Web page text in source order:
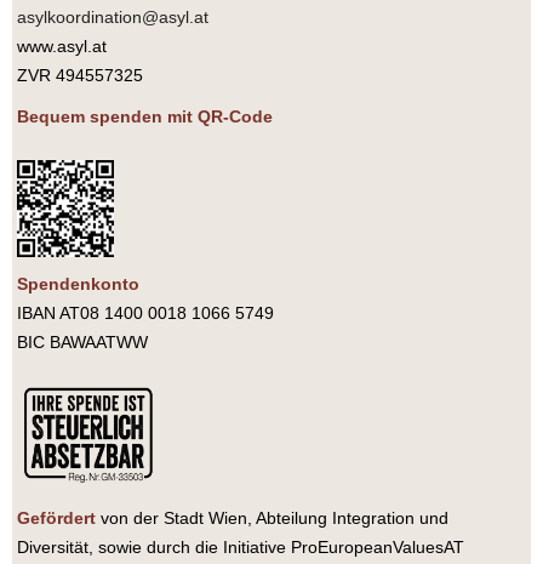
asylkoordination@asyl.at
www.asyl.at
ZVR 494557325
Bequem spenden mit QR-Code
Spendenkonto
IBAN AT08 1400 0018 1066 5749
BIC BAWAATWW
Gefördert von der Stadt Wien, Abteilung Integration und
Diversität, sowie durch die Initiative ProEuropeanValuesAT